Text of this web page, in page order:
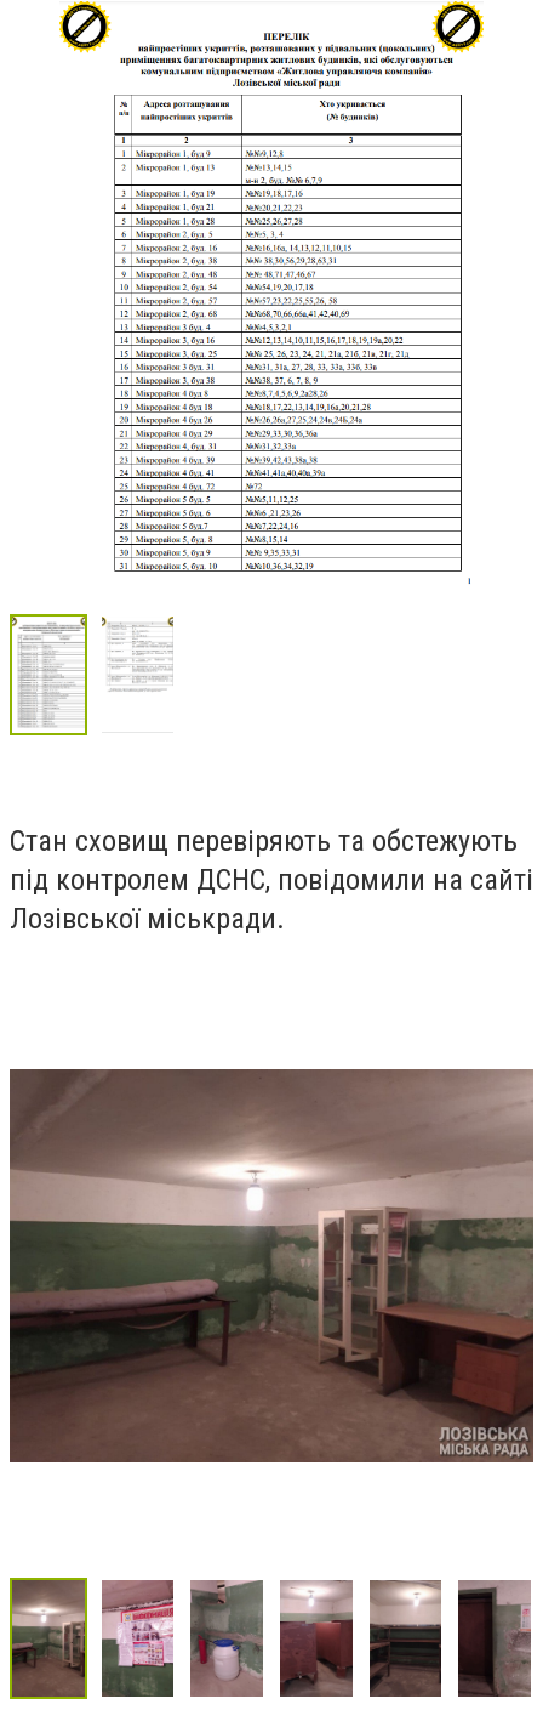
Стан сховищ перевіряють та обстежують
під контролем ДСНС, повідомили на сайті
Лозівської міськради.